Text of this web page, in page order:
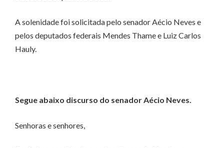
A solenidade foi solicitada pelo senador Aécio Neves e
pelos deputados federais Mendes Thame e Luiz Carlos
Hauly.
Segue abaixo discurso do senador Aécio Neves.
Senhoras e senhores,